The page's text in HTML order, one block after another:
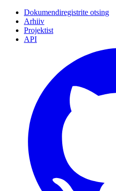
Dokumendiregistrite otsing
Arhiiv
Projektist
API